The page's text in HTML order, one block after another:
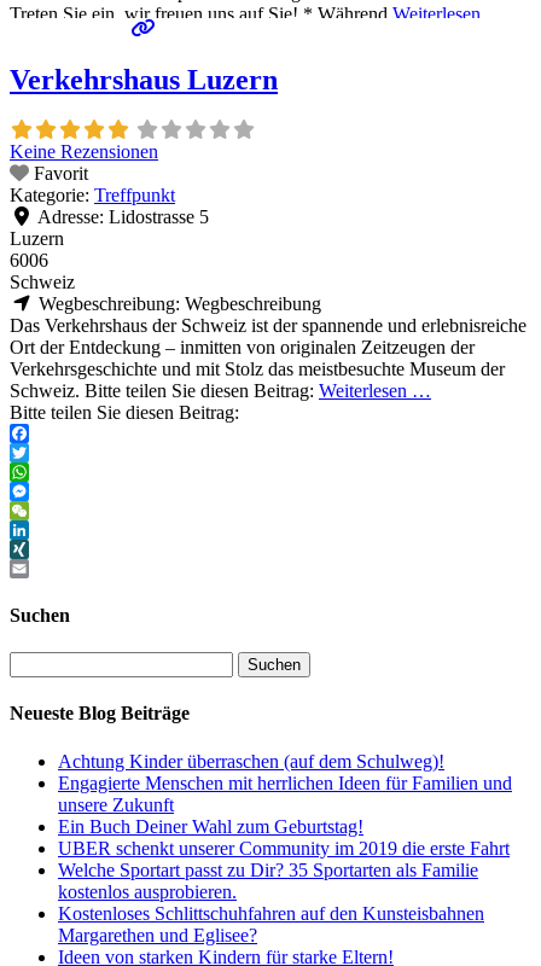
Treten Sie ein, wir freuen uns auf Sie! * Während Weiterlesen …
Verkehrshaus Luzern
Keine Rezensionen
Favorit
Kategorie: Treffpunkt
Adresse: Lidostrasse 5
Luzern
6006
Schweiz
Wegbeschreibung: Wegbeschreibung
Das Verkehrshaus der Schweiz ist der spannende und erlebnisreiche
Ort der Entdeckung – inmitten von originalen Zeitzeugen der
Verkehrsgeschichte und mit Stolz das meistbesuchte Museum der
Schweiz. Bitte teilen Sie diesen Beitrag: Weiterlesen …
Bitte teilen Sie diesen Beitrag:
Facebook
Twitter
WhatsApp
Messenger
WeChat
LinkedIn
XING
Suchen
Neueste Blog Beiträge
Achtung Kinder überraschen (auf dem Schulweg)!
Engagierte Menschen mit herrlichen Ideen für Familien und
unsere Zukunft
Ein Buch Deiner Wahl zum Geburtstag!
UBER schenkt unserer Community im 2019 die erste Fahrt
Welche Sportart passt zu Dir? 35 Sportarten als Familie
kostenlos ausprobieren.
Kostenloses Schlittschuhfahren auf den Kunsteisbahnen
Margarethen und Eglisee?
Ideen von starken Kindern für starke Eltern!